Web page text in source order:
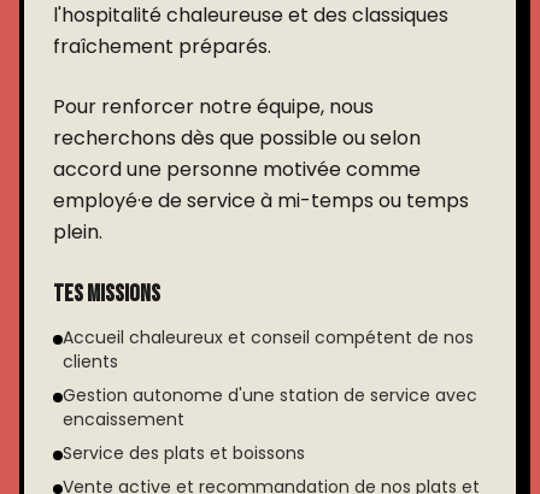
l'hospitalité chaleureuse et des classiques
fraîchement préparés.
Pour renforcer notre équipe, nous
recherchons dès que possible ou selon
accord une personne motivée comme
employé·e de service à mi-temps ou temps
plein.
Tes missions
Accueil chaleureux et conseil compétent de nos
clients
Gestion autonome d'une station de service avec
encaissement
Service des plats et boissons
Vente active et recommandation de nos plats et